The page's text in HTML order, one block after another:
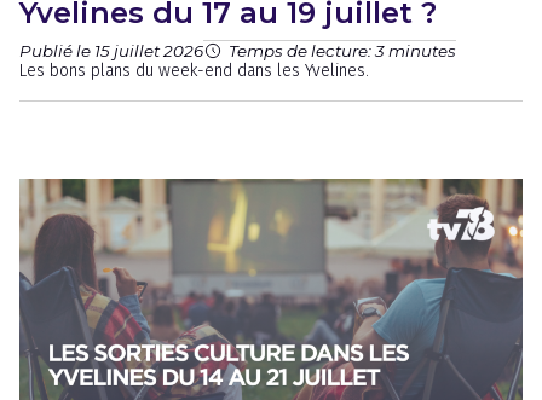
Yvelines du 17 au 19 juillet ?
Publié le 15 juillet 2026 Temps de lecture: 3 minutes
Les bons plans du week-end dans les Yvelines.